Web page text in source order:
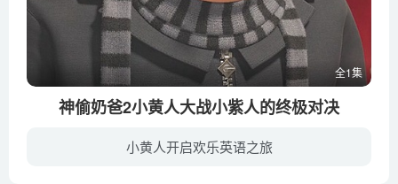
全1集
神偷奶爸2小黄人大战小紫人的终极对决
小黄人开启欢乐英语之旅